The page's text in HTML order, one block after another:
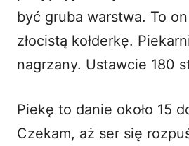
być gruba warstwa. To
złocistą kołderkę.
nagrzany. Ustawcie 180
Piekę to danie około 15
Czekam, aż ser się